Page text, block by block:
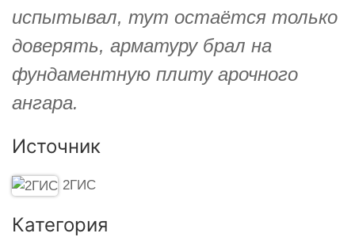
испытывал, тут остаётся только
доверять, арматуру брал на
фундаментную плиту арочного
ангара.
Источник
2ГИС
Категория